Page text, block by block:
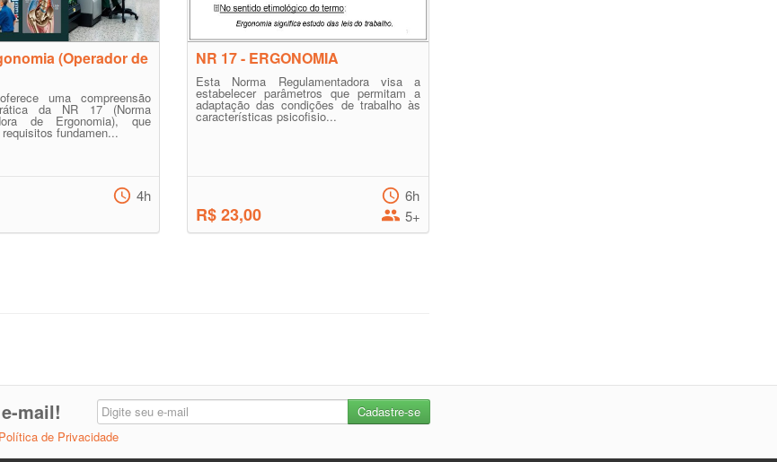
(Operador de
uma compreensão
da NR 17 (Norma
de Ergonomia), que
fundamen...
4h
NR 17 - ERGONOMIA
Esta Norma Regulamentadora visa a
estabelecer parâmetros que permitam a
adaptação das condições de trabalho às
características psicofisio...
R$ 23,00
6h
5+
mail!
Política de Privacidade